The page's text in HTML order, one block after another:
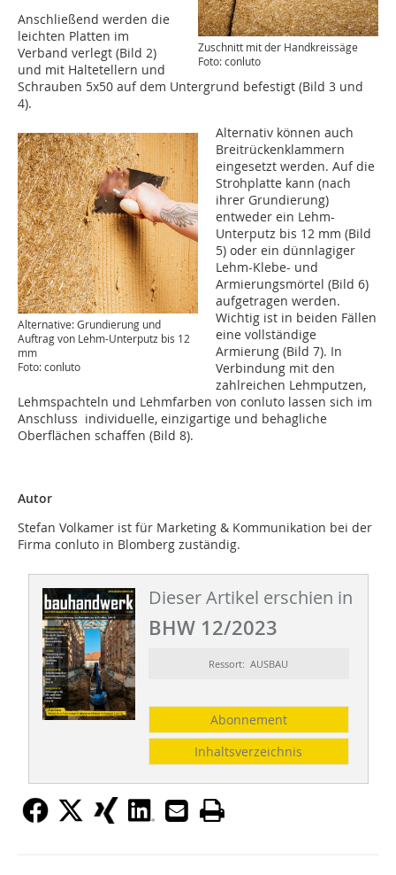
Zuschnitt mit der Handkreissäge
Foto: conluto
Anschließend werden die
leichten Platten im
Verband verlegt (Bild 2)
und mit Haltetellern und
Schrauben 5x50 auf dem Untergrund befestigt (Bild 3 und
4).
Alternative: Grundierung und
Auftrag von Lehm-Unterputz bis 12
mm
Foto: conluto
Alternativ können auch
Breitrückenklammern
eingesetzt werden. Auf die
Strohplatte kann (nach
ihrer Grundierung)
entweder ein Lehm-
Unterputz bis 12 mm (Bild
5) oder ein dünnlagiger
Lehm-Klebe- und
Armierungsmörtel (Bild 6)
aufgetragen werden.
Wichtig ist in beiden Fällen
eine vollständige
Armierung (Bild 7). In
Verbindung mit den
zahlreichen Lehmputzen,
Lehmspachteln und Lehmfarben von conluto lassen sich im
Anschluss individuelle, einzigartige und behagliche
Oberflächen schaffen (Bild 8).
Autor
Stefan Volkamer ist für Marketing & Kommunikation bei der
Firma conluto in Blomberg zuständig.
Dieser Artikel erschien in
BHW 12/2023
Ressort: AUSBAU
Abonnement
Inhaltsverzeichnis